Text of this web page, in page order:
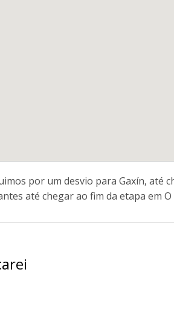
por um desvio para Gaxín, até
até chegar ao fim da etapa em O